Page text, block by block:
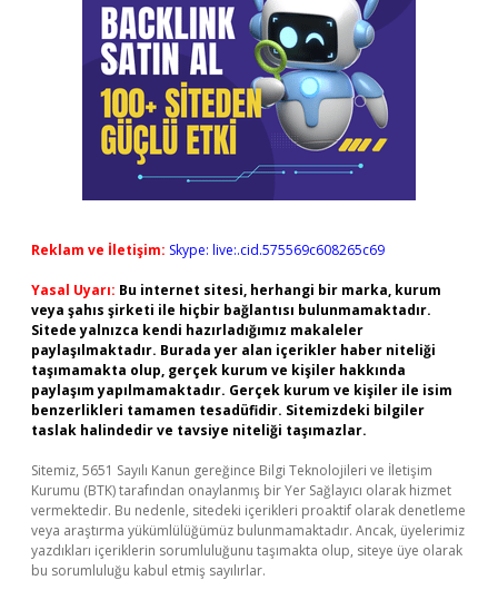
Reklam ve İletişim: Skype: live:.cid.575569c608265c69
Yasal Uyarı: Bu internet sitesi, herhangi bir marka, kurum
veya şahıs şirketi ile hiçbir bağlantısı bulunmamaktadır.
Sitede yalnızca kendi hazırladığımız makaleler
paylaşılmaktadır. Burada yer alan içerikler haber niteliği
taşımamakta olup, gerçek kurum ve kişiler hakkında
paylaşım yapılmamaktadır. Gerçek kurum ve kişiler ile isim
benzerlikleri tamamen tesadüfidir. Sitemizdeki bilgiler
taslak halindedir ve tavsiye niteliği taşımazlar.
Sitemiz, 5651 Sayılı Kanun gereğince Bilgi Teknolojileri ve İletişim
Kurumu (BTK) tarafından onaylanmış bir Yer Sağlayıcı olarak hizmet
vermektedir. Bu nedenle, sitedeki içerikleri proaktif olarak denetleme
veya araştırma yükümlülüğümüz bulunmamaktadır. Ancak, üyelerimiz
yazdıkları içeriklerin sorumluluğunu taşımakta olup, siteye üye olarak
bu sorumluluğu kabul etmiş sayılırlar.